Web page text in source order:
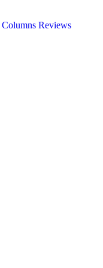
Columns Reviews